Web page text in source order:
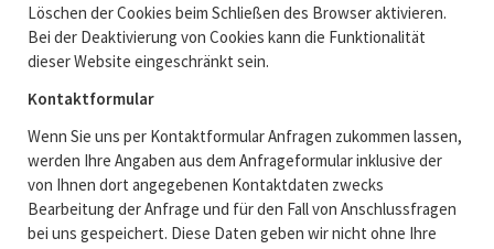
Löschen der Cookies beim Schließen des Browser aktivieren.
Bei der Deaktivierung von Cookies kann die Funktionalität
dieser Website eingeschränkt sein.
Kontaktformular
Wenn Sie uns per Kontaktformular Anfragen zukommen lassen,
werden Ihre Angaben aus dem Anfrageformular inklusive der
von Ihnen dort angegebenen Kontaktdaten zwecks
Bearbeitung der Anfrage und für den Fall von Anschlussfragen
bei uns gespeichert. Diese Daten geben wir nicht ohne Ihre